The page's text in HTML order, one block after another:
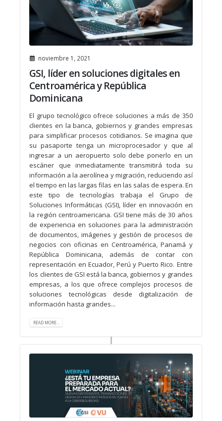
noviembre 1, 2021
GSI, líder en soluciones digitales en
Centroamérica y República
Dominicana
El grupo tecnológico ofrece soluciones a más de 350
clientes en la banca, gobiernos y grandes empresas
para simplificar procesos cotidianos. Se imagina que
su pasaporte tenga un microprocesador y que al
ingresar a un aeropuerto solo debe ponerlo en un
escáner que inmediatamente transmitirá toda su
información a la aerolínea y migración, reduciendo así
el tiempo en las largas filas en las salas de espera. En
este tipo de tecnologías trabaja el Grupo de
Soluciones Informáticas (GSI), líder en innovación en
la región centroamericana. GSI tiene más de 30 años
de experiencia en soluciones para la administración
de documentos, imágenes y gestión de procesos de
negocios con oficinas en Centroamérica, Panamá y
República Dominicana, además de contar con
representación en Ecuador, Perú y Puerto Rico. Entre
los clientes de GSI está la banca, gobiernos y grandes
empresas, a los que ofrece complejos procesos de
soluciones tecnológicas desde digitalización de
información hasta grandes...
READ MORE...